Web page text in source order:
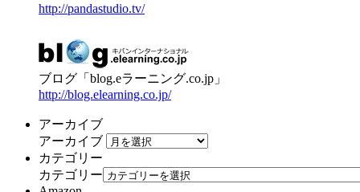
http://pandastudio.tv/
ブログ「blog.eラーニング.co.jp」
http://blog.elearning.co.jp/
アーカイブ
アーカイブ
カテゴリー
カテゴリー